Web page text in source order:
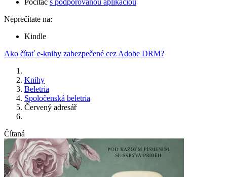
Počítač s podporovanou aplikáciou
Neprečítate na:
Kindle
Ako čítať e-knihy zabezpečené cez Adobe DRM?
Knihy
Beletria
Spoločenská beletria
Červený adresář
Čítaná